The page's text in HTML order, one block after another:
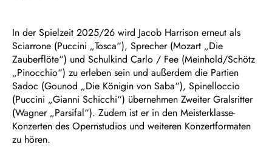
In der Spielzeit 2025/26 wird Jacob Harrison erneut als
Sciarrone (Puccini „Tosca“), Sprecher (Mozart „Die
Zauberflöte“) und Schulkind Carlo / Fee (Meinhold/Schötz
„Pinocchio“) zu erleben sein und außerdem die Partien
Sadoc (Gounod „Die Königin von Saba“), Spinelloccio
(Puccini „Gianni Schicchi“) übernehmen Zweiter Gralsritter
(Wagner „Parsifal“). Zudem ist er in den Meisterklasse-
Konzerten des Opernstudios und weiteren Konzertformaten
zu hören.